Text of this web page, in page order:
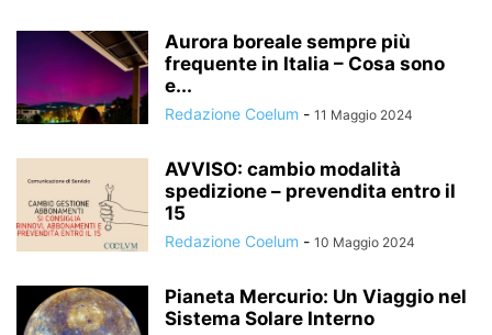
Aurora boreale sempre più
frequente in Italia – Cosa sono
e...
Redazione Coelum - 11 Maggio 2024
AVVISO: cambio modalità
spedizione – prevendita entro il
15
Redazione Coelum - 10 Maggio 2024
Pianeta Mercurio: Un Viaggio nel
Sistema Solare Interno